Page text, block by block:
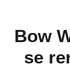
Bow
se